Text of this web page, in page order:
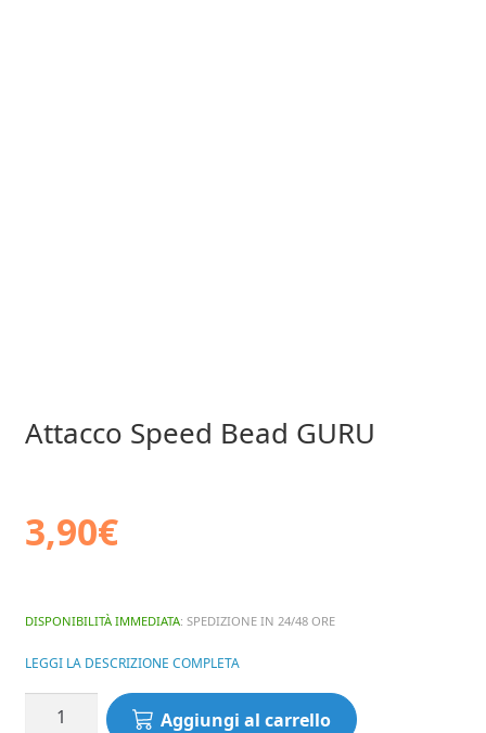
Attacco Speed Bead GURU
3,90€
DISPONIBILITÀ IMMEDIATA: SPEDIZIONE IN 24/48 ORE
LEGGI LA DESCRIZIONE COMPLETA
Attacco
Aggiungi al carrello